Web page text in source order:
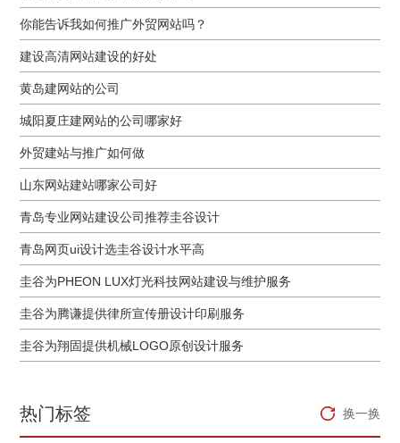
你能告诉我如何推广外贸网站吗？
建设高清网站建设的好处
黄岛建网站的公司
城阳夏庄建网站的公司哪家好
外贸建站与推广如何做
山东网站建站哪家公司好
青岛专业网站建设公司推荐圭谷设计
青岛网页ui设计选圭谷设计水平高
圭谷为PHEON LUX灯光科技网站建设与维护服务
圭谷为腾谦提供律所宣传册设计印刷服务
圭谷为翔固提供机械LOGO原创设计服务
热门标签 换一换